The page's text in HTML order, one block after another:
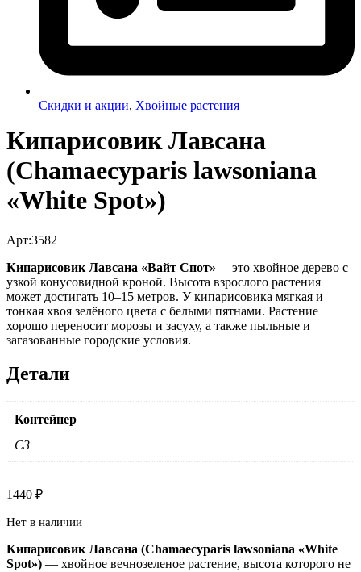
Скидки и акции, Хвойные растения
Кипарисовик Лавсана
(Chamaecyparis lawsoniana
«White Spot»)
Арт:3582
Кипарисовик Лавсана «Вайт Спот»— это хвойное дерево с
узкой конусовидной кроной. Высота взрослого растения
может достигать 10–15 метров. У кипарисовика мягкая и
тонкая хвоя зелёного цвета с белыми пятнами. Растение
хорошо переносит морозы и засуху, а также пыльные и
загазованные городские условия.
Детали
Контейнер
C3
1440 ₽
Нет в наличии
Кипарисовик Лавсана (Chamaecyparis lawsoniana «White
Spot») — хвойное вечнозеленое растение, высота которого не